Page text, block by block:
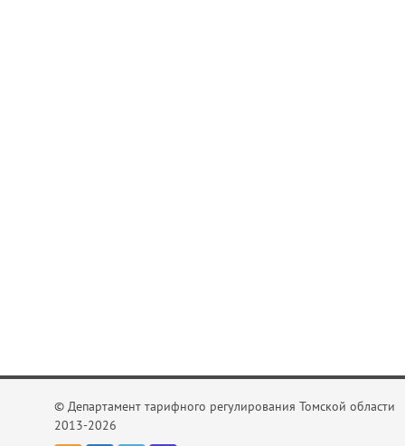
© Департамент тарифного регулирования Томской области
2013-2026